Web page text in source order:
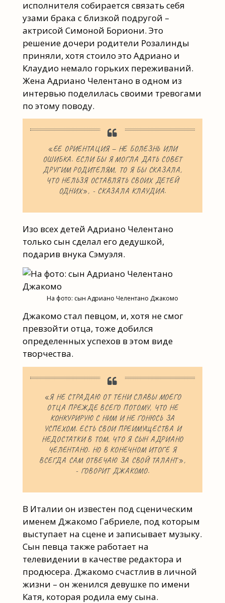
исполнителя собирается связать себя
узами брака с близкой подругой –
актрисой Симоной Бориони. Это
решение дочери родители Розалинды
приняли, хотя стоило это Адриано и
Клаудио немало горьких переживаний.
Жена Адриано Челентано в одном из
интервью поделилась своими тревогами
по этому поводу.
«ЕЕ ОРИЕНТАЦИЯ — НЕ БОЛЕЗНЬ ИЛИ
ОШИБКА. ЕСЛИ БЫ Я МОГЛА ДАТЬ СОВЕТ
ДРУГИМ РОДИТЕЛЯМ, ТО Я БЫ СКАЗАЛА,
ЧТО НЕЛЬЗЯ ОСТАВЛЯТЬ СВОИХ ДЕТЕЙ
ОДНИХ», - СКАЗАЛА КЛАУДИА.
Изо всех детей Адриано Челентано
только сын сделал его дедушкой,
подарив внука Сэмуэля.
На фото: сын Адриано Челентано Джакомо
Джакомо стал певцом, и, хотя не смог
превзойти отца, тоже добился
определенных успехов в этом виде
творчества.
«Я НЕ СТРАДАЮ ОТ ТЕНИ СЛАВЫ МОЕГО
ОТЦА ПРЕЖДЕ ВСЕГО ПОТОМУ, ЧТО НЕ
КОНКУРИРУЮ С НИМ И НЕ ГОНЮСЬ ЗА
УСПЕХОМ. ЕСТЬ СВОИ ПРЕИМУЩЕСТВА И
НЕДОСТАТКИ В ТОМ, ЧТО Я СЫН АДРИАНО
ЧЕЛЕНТАНО. НО В КОНЕЧНОМ ИТОГЕ Я
ВСЕГДА САМ ОТВЕЧАЮ ЗА СВОЙ ТАЛАНТ»,
- ГОВОРИТ ДЖАКОМО.
В Италии он известен под сценическим
именем Джакомо Габриеле, под которым
выступает на сцене и записывает музыку.
Сын певца также работает на
телевидении в качестве редактора и
продюсера. Джакомо счастлив в личной
жизни – он женился девушке по имени
Катя, которая родила ему сына.